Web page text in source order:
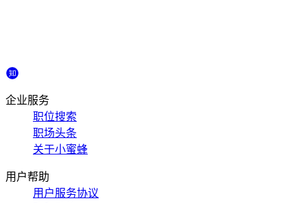
企业服务
职位搜索
职场头条
关于小蜜蜂
用户帮助
用户服务协议